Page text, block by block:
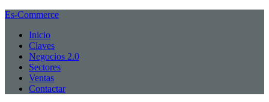
Es-Commerce
Inicio
Claves
Negocios 2.0
Sectores
Ventas
Contactar